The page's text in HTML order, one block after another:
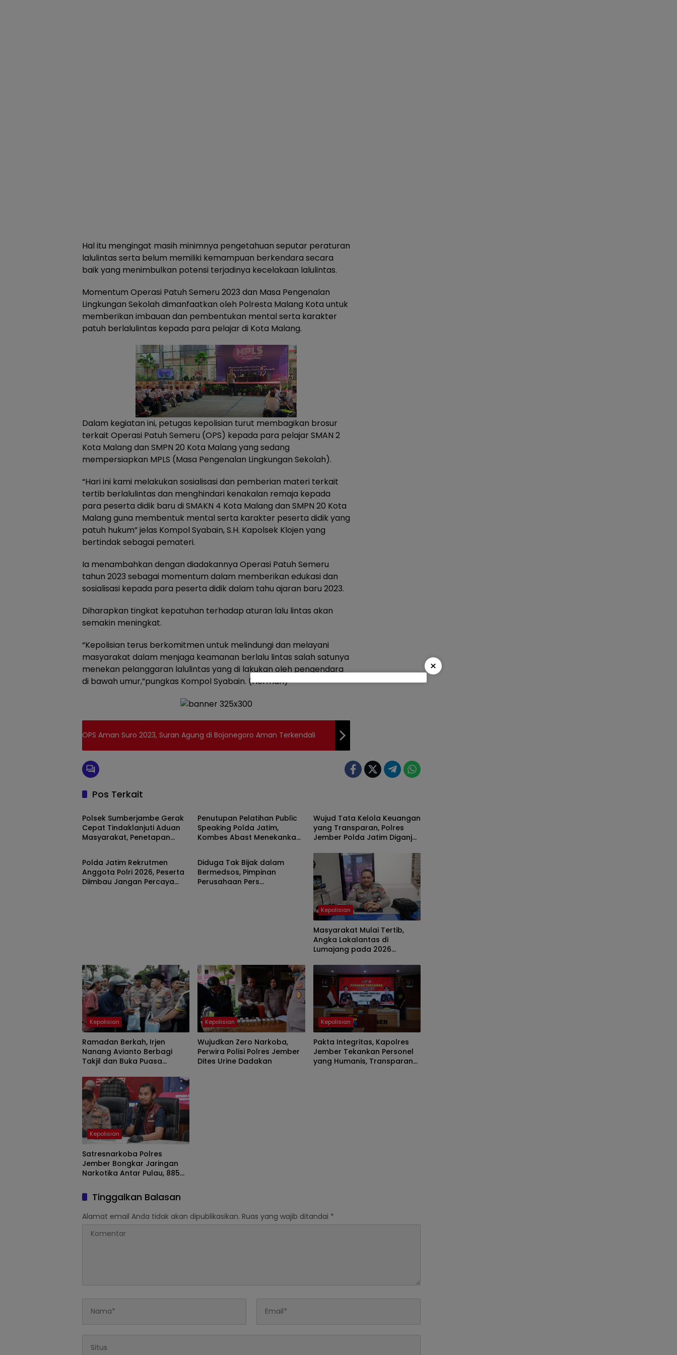
Hal itu mengingat masih minimnya pengetahuan seputar peraturan
lalulintas serta belum memiliki kemampuan berkendara secara
baik yang menimbulkan potensi terjadinya kecelakaan lalulintas.
Momentum Operasi Patuh Semeru 2023 dan Masa Pengenalan
Lingkungan Sekolah dimanfaatkan oleh Polresta Malang Kota untuk
memberikan imbauan dan pembentukan mental serta karakter
patuh berlalulintas kepada para pelajar di Kota Malang.
Dalam kegiatan ini, petugas kepolisian turut membagikan brosur
terkait Operasi Patuh Semeru (OPS) kepada para pelajar SMAN 2
Kota Malang dan SMPN 20 Kota Malang yang sedang
mempersiapkan MPLS (Masa Pengenalan Lingkungan Sekolah).
“Hari ini kami melakukan sosialisasi dan pemberian materi terkait
tertib berlalulintas dan menghindari kenakalan remaja kepada
para peserta didik baru di SMAKN 4 Kota Malang dan SMPN 20 Kota
Malang guna membentuk mental serta karakter peserta didik yang
patuh hukum” jelas Kompol Syabain, S.H. Kapolsek Klojen yang
bertindak sebagai pemateri.
Ia menambahkan dengan diadakannya Operasi Patuh Semeru
tahun 2023 sebagai momentum dalam memberikan edukasi dan
sosialisasi kepada para peserta didik dalam tahu ajaran baru 2023.
Diharapkan tingkat kepatuhan terhadap aturan lalu lintas akan
semakin meningkat.
“Kepolisian terus berkomitmen untuk melindungi dan melayani
masyarakat dalam menjaga keamanan berlalu lintas salah satunya
menekan pelanggaran lalulintas yang di lakukan oleh pengendara
di bawah umur,”pungkas Kompol Syabain. (Herman)
OPS Aman Suro 2023, Suran Agung di Bojonegoro Aman Terkendali
Pos Terkait
Berita
Polsek Sumberjambe Gerak
Cepat Tindaklanjuti Aduan
Masyarakat, Penetapan
Penutupan Pelatihan Public
Speaking Polda Jatim,
Kombes Abast Menekankan
Wujud Tata Kelola Keuangan
yang Transparan, Polres
Jember Polda Jatim Diganjar
Kepolisian
Polda Jatim Rekrutmen
Anggota Polri 2026, Peserta
Diimbau Jangan Percaya
Kepolisian
Diduga Tak Bijak dalam
Bermedsos, Pimpinan
Perusahaan Pers
Kepolisian
Masyarakat Mulai Tertib,
Angka Lakalantas di
Lumajang pada 2026
Kepolisian
Ramadan Berkah, Irjen
Nanang Avianto Berbagi
Takjil dan Buka Puasa
Masyarakat Jawa Timur
Kepolisian
Wujudkan Zero Narkoba,
Perwira Polisi Polres Jember
Dites Urine Dadakan
Kepolisian
Pakta Integritas, Kapolres
Jember Tekankan Personel
yang Humanis, Transparan
Kepolisian
Satresnarkoba Polres
Jember Bongkar Jaringan
Narkotika Antar Pulau, 885
Ekstasi Diamankan
Tinggalkan Balasan
Alamat email Anda tidak akan dipublikasikan. Ruas yang wajib ditandai *
×